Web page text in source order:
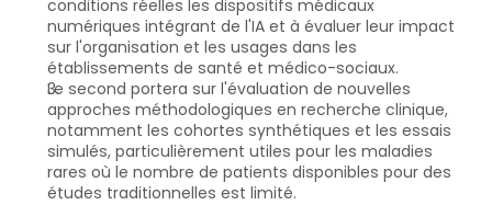
conditions réelles les dispositifs médicaux
numériques intégrant de l'IA et à évaluer leur impact
sur l'organisation et les usages dans les
établissements de santé et médico-sociaux.
Le second portera sur l'évaluation de nouvelles
approches méthodologiques en recherche clinique,
notamment les cohortes synthétiques et les essais
simulés, particulièrement utiles pour les maladies
rares où le nombre de patients disponibles pour des
études traditionnelles est limité.